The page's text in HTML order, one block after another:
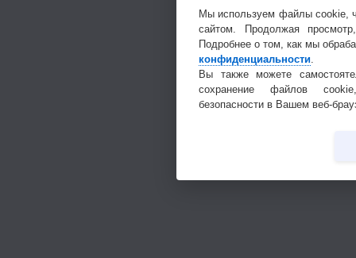
Мы используем файлы cookie,
сайтом. Продолжая
Подробнее о том, как мы
конфиденциальности
Вы также можете
сохранение файлов
безопасности в Вашем веб-